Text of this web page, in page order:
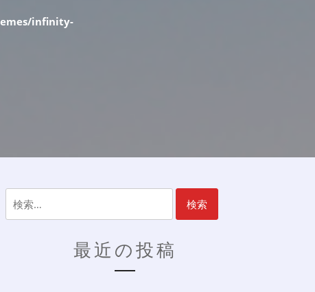
infinity-
索:
最近の投稿